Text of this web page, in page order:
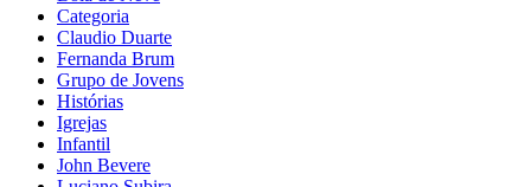
Categoria
Claudio Duarte
Fernanda Brum
Grupo de Jovens
Histórias
Igrejas
Infantil
John Bevere